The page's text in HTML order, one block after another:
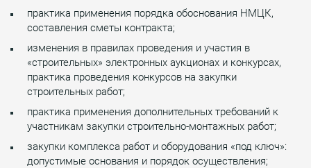
практика применения порядка обоснования НМЦК,
составления сметы контракта;
изменения в правилах проведения и участия в
«строительных» электронных аукционах и конкурсах,
практика проведения конкурсов на закупки
строительных работ;
практика применения дополнительных требований к
участникам закупки строительно-монтажных работ;
закупки комплекса работ и оборудования «под ключ»:
допустимые основания и порядок осуществления;